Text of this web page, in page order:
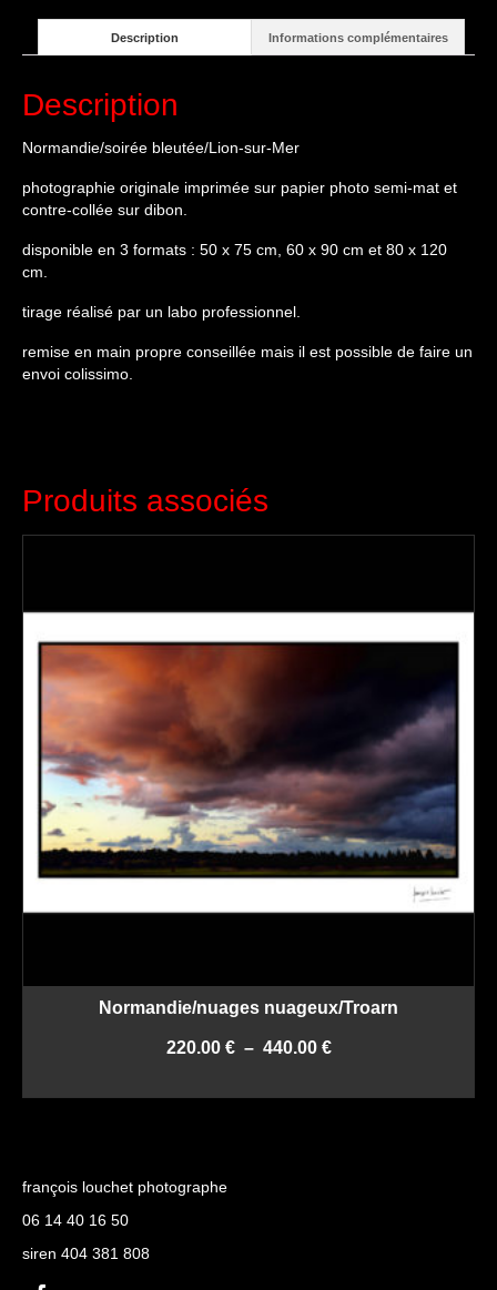
Description Informations complémentaires
Description
Normandie/soirée bleutée/Lion-sur-Mer
photographie originale imprimée sur papier photo semi-mat et
contre-collée sur dibon.
disponible en 3 formats : 50 x 75 cm, 60 x 90 cm et 80 x 120
cm.
tirage réalisé par un labo professionnel.
remise en main propre conseillée mais il est possible de faire un
envoi colissimo.
Produits associés
Normandie/nuages nuageux/Troarn
220.00 € – 440.00 €Plage
françois louchet photographe
06 14 40 16 50
siren 404 381 808